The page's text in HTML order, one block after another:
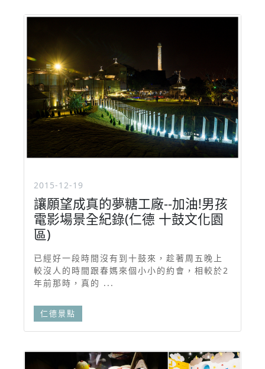
2015-12-19
讓願望成真的夢糖工廠--加油!男孩
電影場景全紀錄(仁德 十鼓文化園
區)
已經好一段時間沒有到十鼓來，趁著周五晚上
較沒人的時間跟春媽來個小小的約會，相較於2
年前那時，真的 ...
仁德景點